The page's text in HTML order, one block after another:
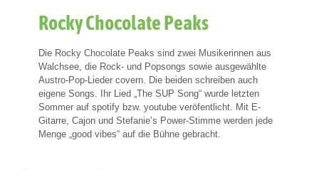
Rocky Chocolate Peaks
Die Rocky Chocolate Peaks sind zwei Musikerinnen aus
Walchsee, die Rock- und Popsongs sowie ausgewählte
Austro-Pop-Lieder covern. Die beiden schreiben auch
eigene Songs. Ihr Lied „The SUP Song“ wurde letzten
Sommer auf spotify bzw. youtube veröfentlicht. Mit E-
Gitarre, Cajon und Stefanie’s Power-Stimme werden jede
Menge „good vibes“ auf die Bühne gebracht.